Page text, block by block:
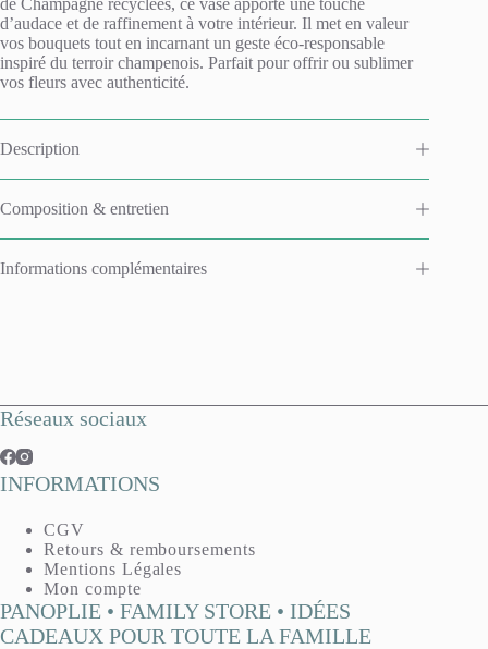
t
i
v
e
d’audace et de raffinement à votre intérieur. Il met en valeur
vos bouquets tout en incarnant un geste éco‑responsable
inspiré du terroir champenois. Parfait pour offrir ou sublimer
vos fleurs avec authenticité.
Description
Composition & entretien
Informations complémentaires
Réseaux sociaux
INFORMATIONS
CGV
Retours & remboursements
Mentions Légales
Mon compte
PANOPLIE • FAMILY STORE • IDÉES
CADEAUX POUR TOUTE LA FAMILLE